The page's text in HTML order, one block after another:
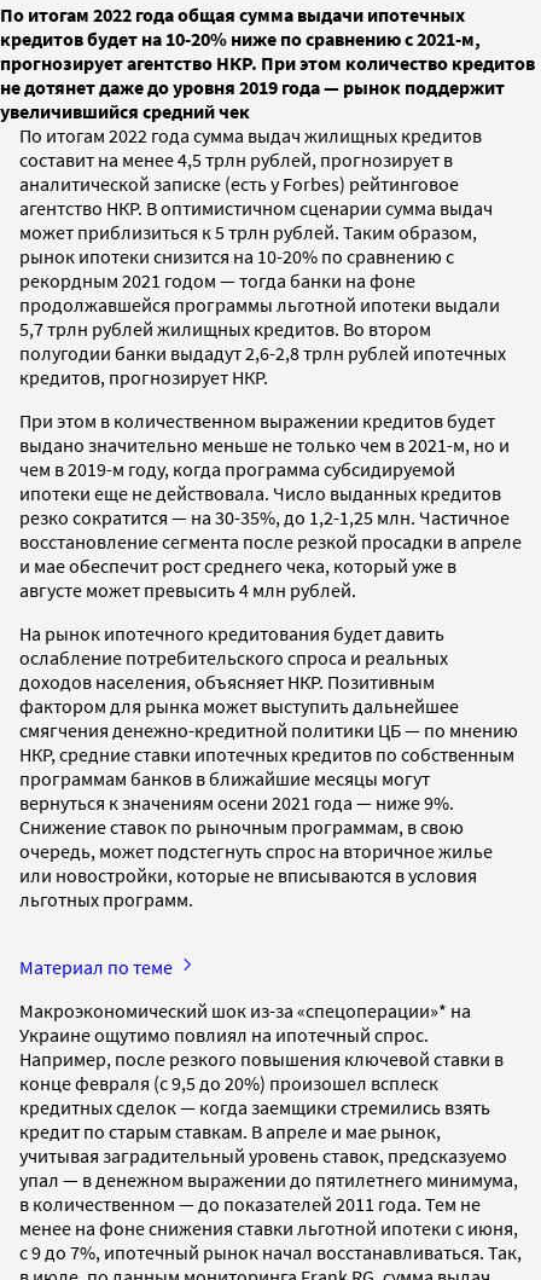
По итогам 2022 года общая сумма выдачи ипотечных
кредитов будет на 10-20% ниже по сравнению с 2021-м,
прогнозирует агентство НКР. При этом количество кредитов
не дотянет даже до уровня 2019 года — рынок поддержит
увеличившийся средний чек
По итогам 2022 года сумма выдач жилищных кредитов
составит на менее 4,5 трлн рублей, прогнозирует в
аналитической записке (есть у Forbes) рейтинговое
агентство НКР. В оптимистичном сценарии сумма выдач
может приблизиться к 5 трлн рублей. Таким образом,
рынок ипотеки снизится на 10-20% по сравнению с
рекордным 2021 годом — тогда банки на фоне
продолжавшейся программы льготной ипотеки выдали
5,7 трлн рублей жилищных кредитов. Во втором
полугодии банки выдадут 2,6-2,8 трлн рублей ипотечных
кредитов, прогнозирует НКР.
При этом в количественном выражении кредитов будет
выдано значительно меньше не только чем в 2021-м, но и
чем в 2019-м году, когда программа субсидируемой
ипотеки еще не действовала. Число выданных кредитов
резко сократится — на 30-35%, до 1,2-1,25 млн. Частичное
восстановление сегмента после резкой просадки в апреле
и мае обеспечит рост среднего чека, который уже в
августе может превысить 4 млн рублей.
На рынок ипотечного кредитования будет давить
ослабление потребительского спроса и реальных
доходов населения, объясняет НКР. Позитивным
фактором для рынка может выступить дальнейшее
смягчения денежно-кредитной политики ЦБ — по мнению
НКР, средние ставки ипотечных кредитов по собственным
программам банков в ближайшие месяцы могут
вернуться к значениям осени 2021 года — ниже 9%.
Снижение ставок по рыночным программам, в свою
очередь, может подстегнуть спрос на вторичное жилье
или новостройки, которые не вписываются в условия
льготных программ.
Материал по теме
Макроэкономический шок из-за «спецоперации»* на
Украине ощутимо повлиял на ипотечный спрос.
Например, после резкого повышения ключевой ставки в
конце февраля (с 9,5 до 20%) произошел всплеск
кредитных сделок — когда заемщики стремились взять
кредит по старым ставкам. В апреле и мае рынок,
учитывая заградительный уровень ставок, предсказуемо
упал — в денежном выражении до пятилетнего минимума,
в количественном — до показателей 2011 года. Тем не
менее на фоне снижения ставки льготной ипотеки с июня,
с 9 до 7%, ипотечный рынок начал восстанавливаться. Так,